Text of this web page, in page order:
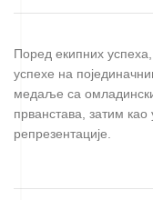
Поред екипних
успехе на
медаље са
прванстава, затим
репрезентације.